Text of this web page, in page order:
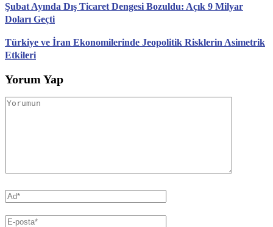
Şubat Ayında Dış Ticaret Dengesi Bozuldu: Açık 9 Milyar
Doları Geçti
Türkiye ve İran Ekonomilerinde Jeopolitik Risklerin Asimetrik
Etkileri
Yorum Yap